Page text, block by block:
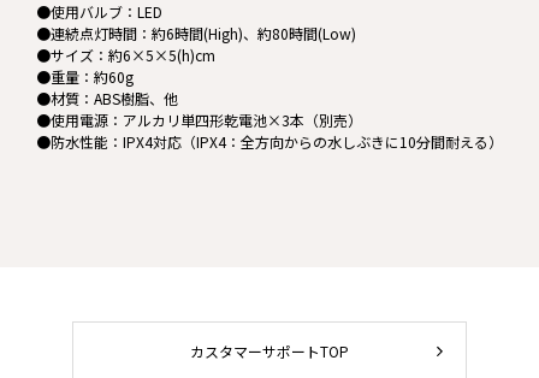
●使用バルブ：LED
●連続点灯時間：約6時間(High)、約80時間(Low)
●サイズ：約6×5×5(h)cm
●重量：約60g
●材質：ABS樹脂、他
●使用電源：アルカリ単四形乾電池×3本（別売）
●防水性能：IPX4対応（IPX4：全方向からの水しぶきに10分間耐える）
カスタマーサポートTOP